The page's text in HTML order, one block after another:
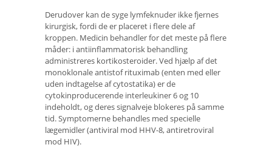
Derudover kan de syge lymfeknuder ikke fjernes
kirurgisk, fordi de er placeret i flere dele af
kroppen. Medicin behandler for det meste på flere
måder: i antiinflammatorisk behandling
administreres kortikosteroider. Ved hjælp af det
monoklonale antistof rituximab (enten med eller
uden indtagelse af cytostatika) er de
cytokinproducerende interleukiner 6 og 10
indeholdt, og deres signalveje blokeres på samme
tid. Symptomerne behandles med specielle
lægemidler (antiviral mod HHV-8, antiretroviral
mod HIV).